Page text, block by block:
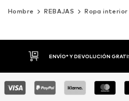
Hombre REBAJAS Ropa interior
DEVOLUCIONES HASTA 30